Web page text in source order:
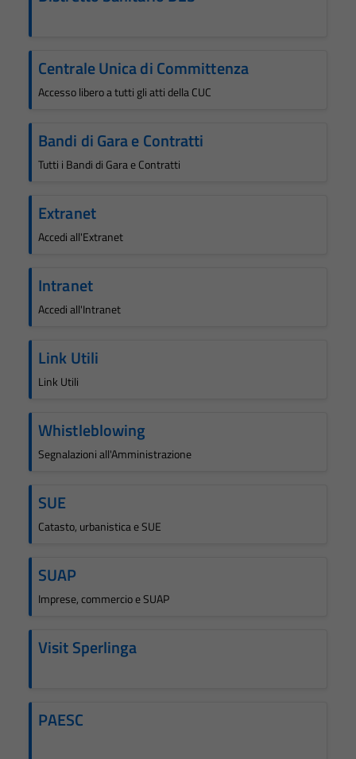
Centrale Unica di Committenza
Accesso libero a tutti gli atti della CUC
Bandi di Gara e Contratti
Tutti i Bandi di Gara e Contratti
Extranet
Accedi all'Extranet
Intranet
Accedi all'Intranet
Link Utili
Link Utili
Whistleblowing
Segnalazioni all'Amministrazione
SUE
Catasto, urbanistica e SUE
SUAP
Imprese, commercio e SUAP
Visit Sperlinga
PAESC